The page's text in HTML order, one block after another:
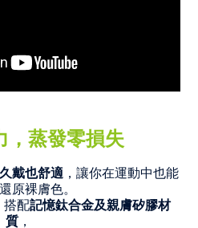
，蒸發零損失
久戴也舒適 ， 讓你在運動中也能
原裸膚色。
搭配記憶鈦合金及親膚矽膠材
質 ，